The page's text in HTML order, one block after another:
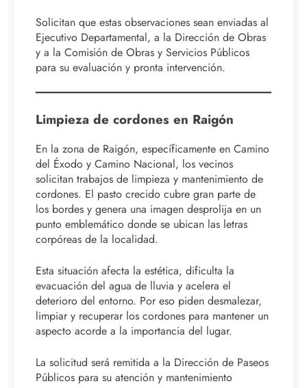
Solicitan que estas observaciones sean enviadas al
Ejecutivo Departamental, a la Dirección de Obras
y a la Comisión de Obras y Servicios Públicos
para su evaluación y pronta intervención.
Limpieza de cordones en Raigón
En la zona de Raigón, específicamente en Camino
del Éxodo y Camino Nacional, los vecinos
solicitan trabajos de limpieza y mantenimiento de
cordones. El pasto crecido cubre gran parte de
los bordes y genera una imagen desprolija en un
punto emblemático donde se ubican las letras
corpóreas de la localidad.
Esta situación afecta la estética, dificulta la
evacuación del agua de lluvia y acelera el
deterioro del entorno. Por eso piden desmalezar,
limpiar y recuperar los cordones para mantener un
aspecto acorde a la importancia del lugar.
La solicitud será remitida a la Dirección de Paseos
Públicos para su atención y mantenimiento